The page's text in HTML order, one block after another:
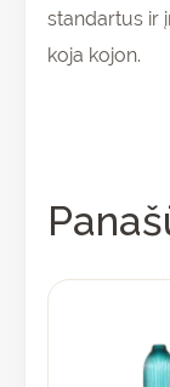
standartus ir
koja kojon.